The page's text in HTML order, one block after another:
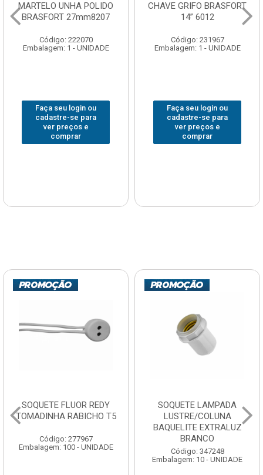
CHAVE GRIFO BRASFORT
14” 6012
Código: 231967
Embalagem: 1 - UNIDADE
Faça seu login ou
cadastre-se para
ver preços e
comprar
ADAPTADOR PARA
SOQUETE WAFT
Código: 235563
Embalagem: 1 - UNIDADE
Faça seu login ou
cadastre-se para
ver preços e
comprar
SOQUETE LAMPADA
LUSTRE/COLUNA
BRANCO
Código: 347248
DISCO LIXA DIS-FLEX
CARBONO GRANITO E
MADEIRA 7” 60
Código: 123200
Embalagem: 10 - UNIDADE